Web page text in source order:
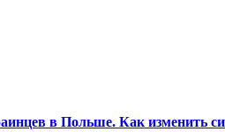
в Польше. Как изменить